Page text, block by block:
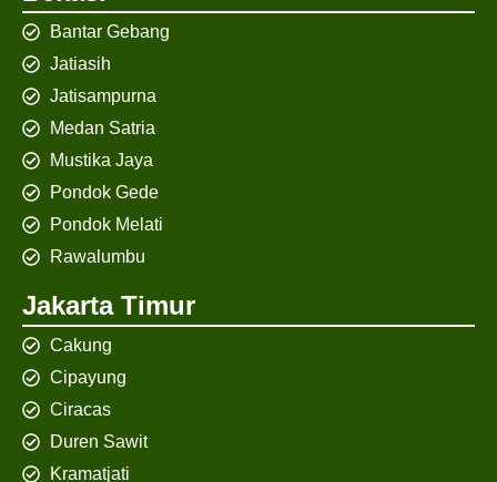
Bantar Gebang
Jatiasih
Jatisampurna
Medan Satria
Mustika Jaya
Pondok Gede
Pondok Melati
Rawalumbu
Jakarta Timur
Cakung
Cipayung
Ciracas
Duren Sawit
Kramatjati